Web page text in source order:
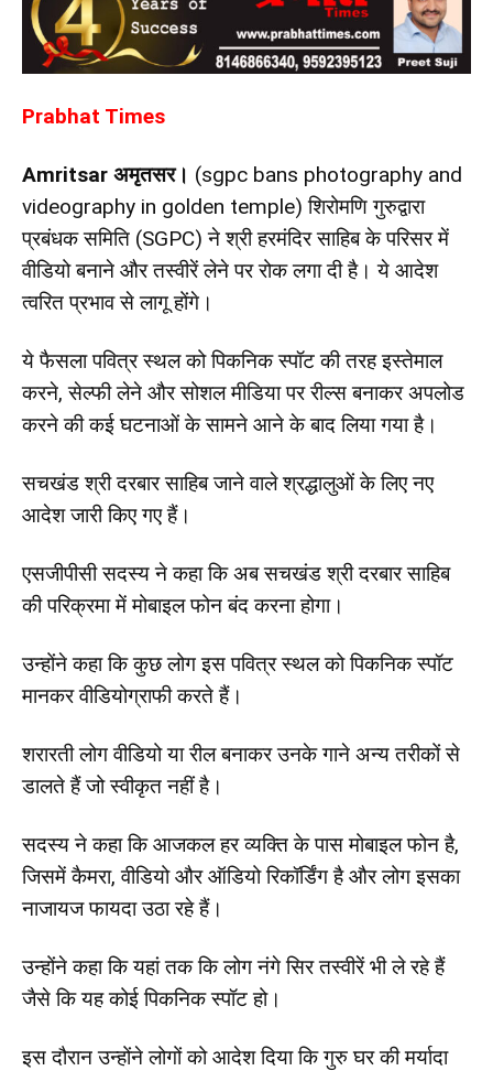
Prabhat Times
Amritsar अमृतसर। (sgpc bans photography and
videography in golden temple) शिरोमणि गुरुद्वारा
प्रबंधक समिति (SGPC) ने श्री हरमंदिर साहिब के परिसर में
वीडियो बनाने और तस्वीरें लेने पर रोक लगा दी है। ये आदेश
त्वरित प्रभाव से लागू होंगे।
ये फैसला पवित्र स्थल को पिकनिक स्पॉट की तरह इस्तेमाल
करने, सेल्फी लेने और सोशल मीडिया पर रील्स बनाकर अपलोड
करने की कई घटनाओं के सामने आने के बाद लिया गया है।
सचखंड श्री दरबार साहिब जाने वाले श्रद्धालुओं के लिए नए
आदेश जारी किए गए हैं।
एसजीपीसी सदस्य ने कहा कि अब सचखंड श्री दरबार साहिब
की परिक्रमा में मोबाइल फोन बंद करना होगा।
उन्होंने कहा कि कुछ लोग इस पवित्र स्थल को पिकनिक स्पॉट
मानकर वीडियोग्राफी करते हैं।
शरारती लोग वीडियो या रील बनाकर उनके गाने अन्य तरीकों से
डालते हैं जो स्वीकृत नहीं है।
सदस्य ने कहा कि आजकल हर व्यक्ति के पास मोबाइल फोन है,
जिसमें कैमरा, वीडियो और ऑडियो रिकॉर्डिंग है और लोग इसका
नाजायज फायदा उठा रहे हैं।
उन्होंने कहा कि यहां तक ​​कि लोग नंगे सिर तस्वीरें भी ले रहे हैं
जैसे कि यह कोई पिकनिक स्पॉट हो।
इस दौरान उन्होंने लोगों को आदेश दिया कि गुरु घर की मर्यादा